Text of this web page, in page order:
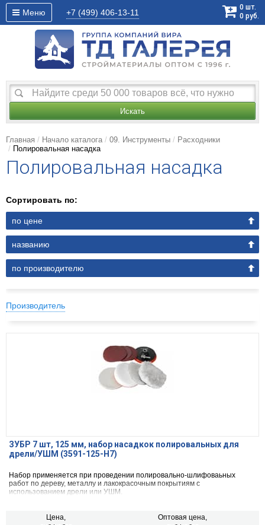
Меню +7 (499) 406-13-11
0 шт.
0 руб.
Искать
Главная Начало каталога 09. Инструменты
Расходники
Полировальная насадка
Полировальная насадка
Сортировать по:
по цене
названию
по производителю
Производитель
ЗУБР 7 шт, 125 мм, набор насадкок полировальных для
дрели/УШМ (3591-125-H7)
Набор применяется при проведении полировально-шлифоваьных
работ по дереву, металлу и лакокрасочным покрытиям c
использованием дрели или УШМ.
Цена, Оптовая цена,